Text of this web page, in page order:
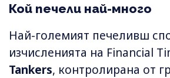
Кой печели най-много
Най-големият печеливш
изчисленията на Financial
Tankers, контролирана от